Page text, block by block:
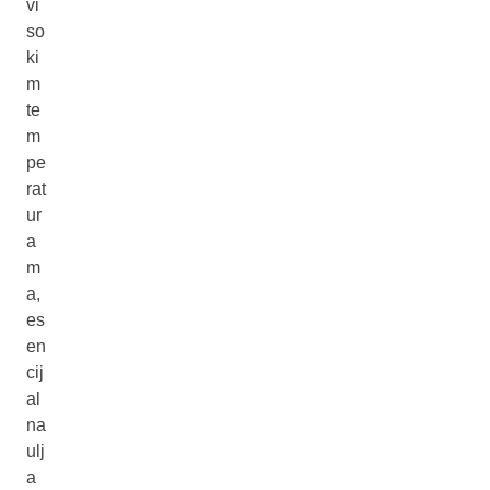
vi
so
ki
m
te
m
pe
rat
ur
a
m
a,
es
en
cij
al
na
ulj
a